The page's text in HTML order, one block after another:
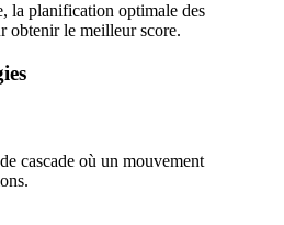
, la planification optimale des
obtenir le meilleur score.
cascade où un mouvement